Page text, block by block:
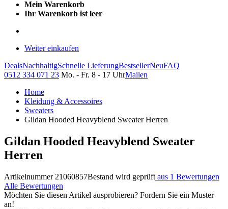
Mein Warenkorb
Ihr Warenkorb ist leer
Weiter einkaufen
DealsNachhaltigSchnelle LieferungBestsellerNeuFAQ
0512 334 071 23 Mo. - Fr. 8 - 17 UhrMailen
Home
Kleidung & Accessoires
Sweaters
Gildan Hooded Heavyblend Sweater Herren
Gildan Hooded Heavyblend Sweater
Herren
Artikelnummer 21060857Bestand wird geprüft aus 1 Bewertungen
Alle Bewertungen
Möchten Sie diesen Artikel ausprobieren? Fordern Sie ein Muster
an!